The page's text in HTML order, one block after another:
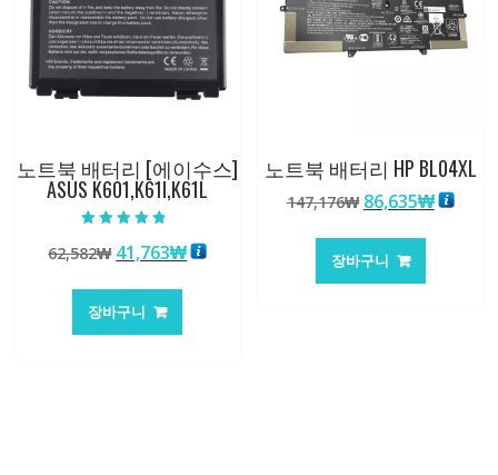
노트북 배터리 [에이수스]
ASUS K601,K61I,K61L
4.50
로 평가됨
62,582₩ 원
가
격:
41,763₩현
장바구니
노트북 배터리 HP BL04XL
147,176₩ 원
가
격:
86,635₩현
장바구니